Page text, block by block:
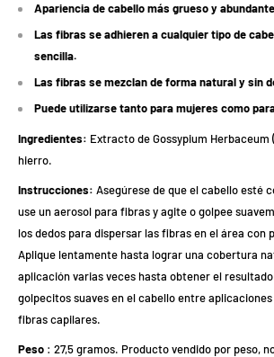
Apariencia de cabello más grueso y
Las fibras se adhieren a cualquier tipo de
sencilla.
Las fibras se mezclan de forma natural y sin
Puede utilizarse tanto para mujeres como
Ingredientes: Extracto de Gossypium Herbaceum
hierro.
Instrucciones: Asegúrese de que el cabello esté
use un aerosol para fibras y agite o golpee
los dedos para dispersar las fibras en el área con
Aplique lentamente hasta lograr una cobertura
aplicación varias veces hasta obtener el
golpecitos suaves en el cabello entre
fibras capilares.
Peso : 27,5 gramos. Producto vendido por peso,